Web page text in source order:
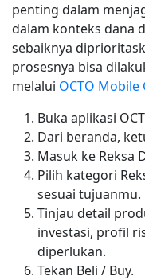
penting dalam
dalam konteks dana
sebaiknya
prosesnya bisa
melalui OCTO Mobile
Buka aplikasi
Dari beranda,
Masuk ke Reksa
Pilih kategori
sesuai tujuanmu.
Tinjau detail
investasi, profil
diperlukan.
Tekan Beli / Buy.